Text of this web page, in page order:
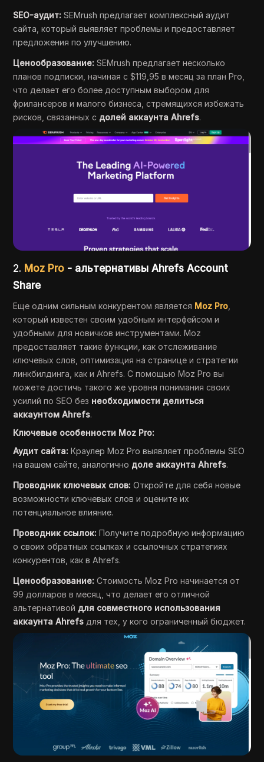
SEO-аудит: SEMrush предлагает комплексный аудит
сайта, который выявляет проблемы и предоставляет
предложения по улучшению.
Ценообразование: SEMrush предлагает несколько
планов подписки, начиная с $119,95 в месяц за план Pro,
что делает его более доступным выбором для
фрилансеров и малого бизнеса, стремящихся избежать
рисков, связанных с долей аккаунта Ahrefs.
2. Moz Pro - альтернативы Ahrefs Account
Share
Еще одним сильным конкурентом является Moz Pro
который известен своим удобным интерфейсом и
удобными для новичков инструментами. Moz
предоставляет такие функции, как отслеживание
ключевых слов, оптимизация на странице и стратегии
линкбилдинга, как и Ahrefs. С помощью Moz Pro вы
можете достичь такого же уровня понимания своих
усилий по SEO без необходимости делиться
аккаунтом Ahrefs.
Ключевые особенности Moz Pro:
Аудит сайта: Краулер Moz Pro выявляет проблемы SEO
на вашем сайте, аналогично доле аккаунта Ahrefs.
Проводник ключевых слов: Откройте для себя новые
возможности ключевых слов и оцените их
потенциальное влияние.
Проводник ссылок: Получите подробную информацию
о своих обратных ссылках и ссылочных стратегиях
конкурентов, как в Ahrefs.
Ценообразование: Стоимость Moz Pro начинается от
99 долларов в месяц, что делает его отличной
альтернативой для совместного использования
аккаунта Ahrefs для тех, у кого ограниченный бюджет.